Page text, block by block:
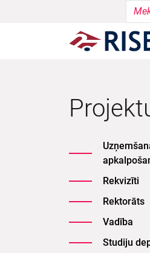
Rekvizīti
Rektorāts
Vadība
Studiju